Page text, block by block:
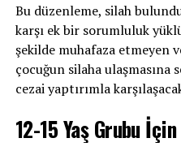
Bu düzenleme, silah
karşı ek bir sorumluluk
şekilde muhafaza etmeyen
çocuğun silaha ulaşmasına
cezai yaptırımla
12-15 Yaş Grubu